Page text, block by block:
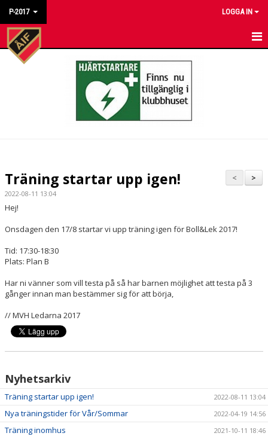
P-2017 LOGGA IN
HEM
BILDGALLERI
DOKUMENT
>
<
Träning startar upp igen!
2022-08-11 13:04
Hej!
Onsdagen den 17/8 startar vi upp träning igen för Boll&Lek 2017!
Tid: 17:30-18:30
Plats: Plan B
Har ni vänner som vill testa på så har barnen möjlighet att testa på 3
gånger innan man bestämmer sig för att börja,
// MVH Ledarna 2017
Nyhetsarkiv
Träning startar upp igen! 2022-08-11 13:04
Nya träningstider för Vår/Sommar 2022-04-19 14:56
Träning inomhus 2021-10-11 18:46